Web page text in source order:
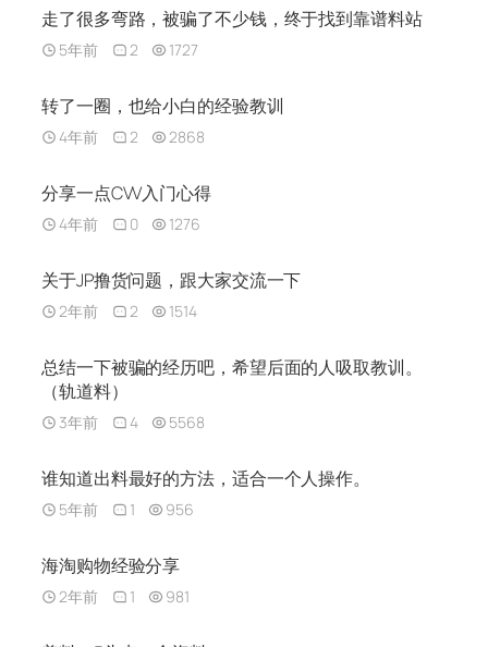
走了很多弯路，被骗了不少钱，终于找到靠谱料站
5年前 2 1727
转了一圈，也给小白的经验教训
4年前 2 2868
分享一点CVV入门心得
4年前 0 1276
关于JP撸货问题，跟大家交流一下
2年前 2 1514
总结一下被骗的经历吧，希望后面的人吸取教训。
（轨道料）
3年前 4 5568
谁知道出料最好的方法，适合一个人操作。
5年前 1 956
海淘购物经验分享
2年前 1 981